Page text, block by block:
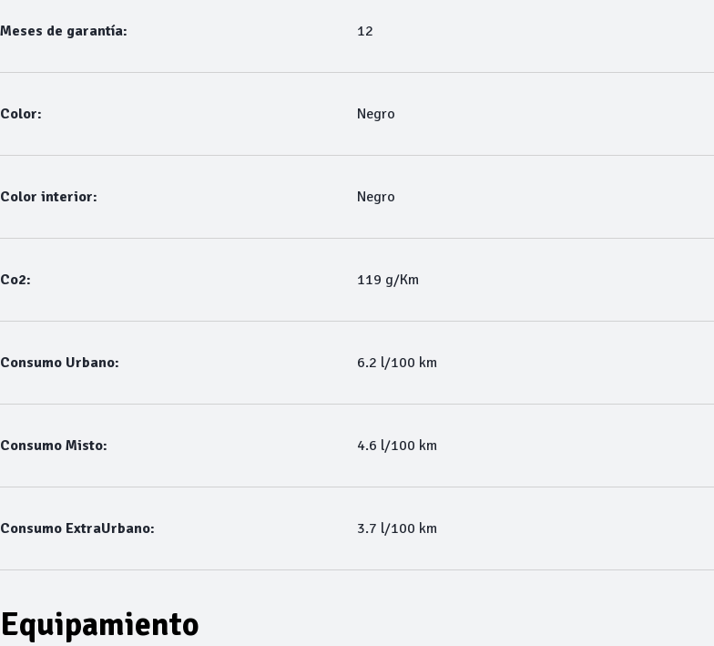
Meses de garantía: 12
Color: Negro
Color interior: Negro
Co2: 119 g/Km
Consumo Urbano: 6.2 l/100 km
Consumo Misto: 4.6 l/100 km
Consumo ExtraUrbano: 3.7 l/100 km
Equipamiento